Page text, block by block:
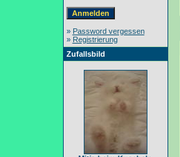
» Password vergessen
» Registrierung
Zufallsbild